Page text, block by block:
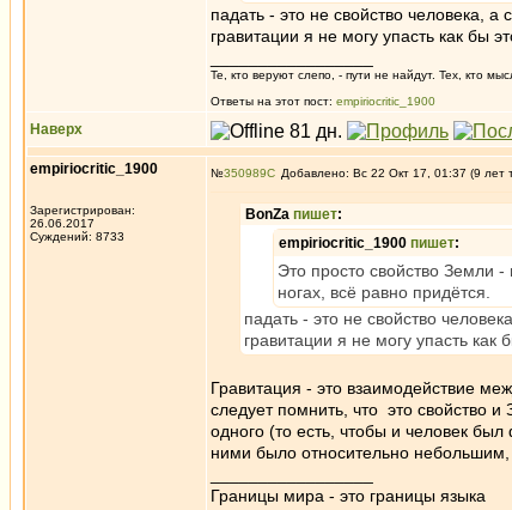
падать - это не свойство человека,
гравитации я не могу упасть как бы
Те, кто веруют слепо, - пути не найдут. Тех, кто
Ответы на этот пост: empiriocritic_1900
Наверх
empiriocritic_1900
Зарегистрирован:
26.06.2017
Суждений: 8733
№350989 Добавлено: Вс 22 Окт 17, 01:37 (9 лет
BonZa пишет:
empiriocritic_1900 пишет:
Это просто свойство Земли
ногах, всё равно придётся.
падать - это не свойство
гравитации я не могу упасть
Гравитация - это взаимодействие
следует помнить, что это свойство
одного (то есть, чтобы и человек
ними было относительно небольшим,
Границы мира - это границы языка